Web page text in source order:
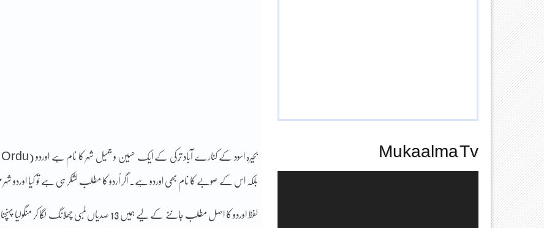
بلکہ اس کے صوبے کا نام بھی اوردو ہے۔ اگر اُردو کا مطلب لشکر ہی ہے تو کیا اوردو
Mukaalma Tv